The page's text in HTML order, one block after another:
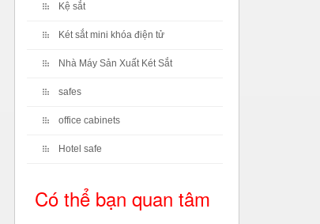
Kệ sắt
Két sắt mini khóa điện tử
Nhà Máy Sản Xuất Két Sắt
safes
office cabinets
Hotel safe
Có thể bạn quan tâm